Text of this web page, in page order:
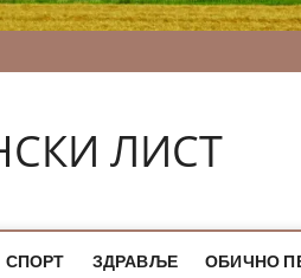
ЛИСТ
СПОРТ ЗДРАВЉЕ ОБИЧНО